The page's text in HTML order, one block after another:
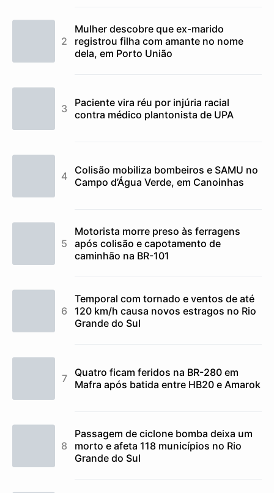
Mulher descobre que ex-marido
registrou filha com amante no nome
dela, em Porto União
Paciente vira réu por injúria racial
contra médico plantonista de UPA
Colisão mobiliza bombeiros e SAMU no
Campo d’Água Verde, em Canoinhas
Motorista morre preso às ferragens
após colisão e capotamento de
caminhão na BR-101
Temporal com tornado e ventos de até
120 km/h causa novos estragos no Rio
Grande do Sul
Quatro ficam feridos na BR-280 em
Mafra após batida entre HB20 e Amarok
Passagem de ciclone bomba deixa um
morto e afeta 118 municípios no Rio
Grande do Sul